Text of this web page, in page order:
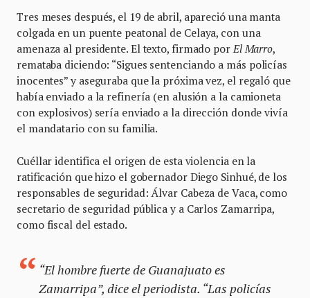
Tres meses después, el 19 de abril, apareció una manta
colgada en un puente peatonal de Celaya, con una
amenaza al presidente. El texto, firmado porEl Marro,
remataba diciendo: “Sigues sentenciando a más policías
inocentes” y aseguraba que la próxima vez, el regaló que
había enviado a la refinería (en alusión a la camioneta
con explosivos) sería enviado a la dirección donde vivía
el mandatario con su familia.
Cuéllar identifica el origen de esta violencia en la
ratificación que hizo el gobernador Diego Sinhué, de los
responsables de seguridad: Álvar Cabeza de Vaca, como
secretario de seguridad pública y a Carlos Zamarripa,
como fiscal del estado.
“El hombre fuerte de Guanajuato es
Zamarripa”, dice el periodista. “Las policías